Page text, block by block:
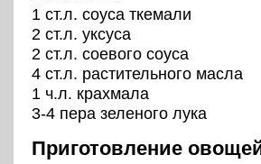
1 ст.л. соуса ткемали
2 ст.л. уксуса
2 ст.л. соевого соуса
4 ст.л. растительного масла
1 ч.л. крахмала
3-4 пера зеленого лука
Приготовление